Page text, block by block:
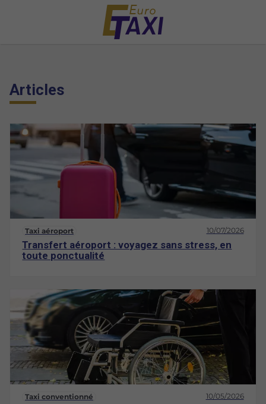
Articles
Taxi aéroport 10/07/2026
Transfert aéroport : voyagez sans stress, en
toute ponctualité
Taxi conventionné 10/05/2026